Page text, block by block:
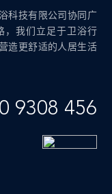
科技有限公司协同广
，我们立足于卫浴行
造更舒适的人居生活
9308 456